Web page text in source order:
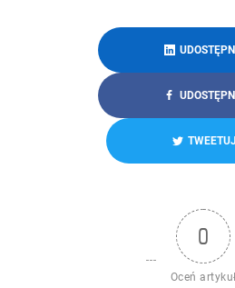
TWEETUJ
0
Oceń artykuł